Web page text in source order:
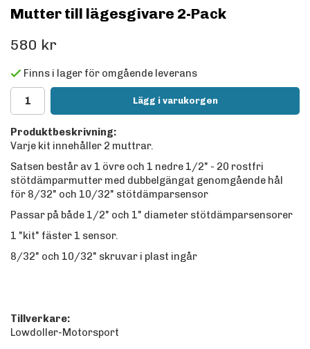
Mutter till lägesgivare 2-Pack
580 kr
Finns i lager för omgående leverans
Lägg i varukorgen
Produktbeskrivning:
Varje kit innehåller 2 muttrar.
Satsen består av 1 övre och 1 nedre 1/2" - 20 rostfri
stötdämparmutter med dubbelgängat genomgående hål
för 8/32" och 10/32" stötdämparsensor
Passar på både 1/2" och 1" diameter stötdämparsensorer
1 "kit" fäster 1 sensor.
8/32" och 10/32" skruvar i plast ingår
Tillverkare:
Lowdoller-Motorsport